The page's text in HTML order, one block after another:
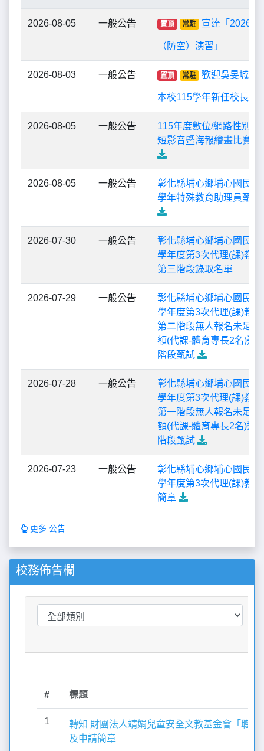
2026-08-05 一般公告 置頂 常駐 宣達「2026城
（防空）演習」
2026-08-03 一般公告 置頂 常駐 歡迎吳旻城校
本校115學年新任校長
2026-08-05 一般公告
115年度數位/網路性別暴
短影音暨海報繪畫比賽延
2026-08-05 一般公告
彰化縣埔心鄉埔心國民小
學年特殊教育助理員甄選
2026-07-30 一般公告
彰化縣埔心鄉埔心國民小
學年度第3次代理(課)教
第三階段錄取名單
2026-07-29 一般公告
彰化縣埔心鄉埔心國民小
學年度第3次代理(課)教
第二階段無人報名未足額
額(代課-體育專長2名)進
階段甄試
2026-07-28 一般公告
彰化縣埔心鄉埔心國民小
學年度第3次代理(課)教
第一階段無人報名未足額
額(代課-體育專長2名)進
階段甄試
2026-07-23 一般公告
彰化縣埔心鄉埔心國民小
學年度第3次代理(課)教
簡章
更多 公告...
校務佈告欄